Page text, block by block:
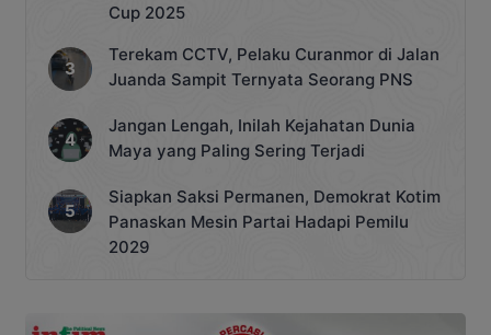
Cup 2025
Terekam CCTV, Pelaku Curanmor di Jalan
Juanda Sampit Ternyata Seorang PNS
Jangan Lengah, Inilah Kejahatan Dunia
Maya yang Paling Sering Terjadi
Siapkan Saksi Permanen, Demokrat Kotim
Panaskan Mesin Partai Hadapi Pemilu
2029